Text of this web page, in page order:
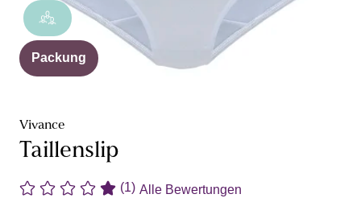
Packung
Vivance
Taillenslip
(1) Alle Bewertungen